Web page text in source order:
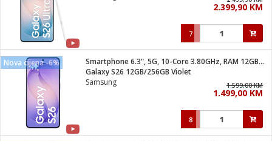
2.399,90 KM
7
Nova cijena -6%
Smartphone 6.3", 5G, 10-Core 3.80GHz, RAM 12GB, 50Mpixel
Galaxy S26 12GB/256GB Violet
Samsung
1.599,00 KM
1.499,00 KM
8